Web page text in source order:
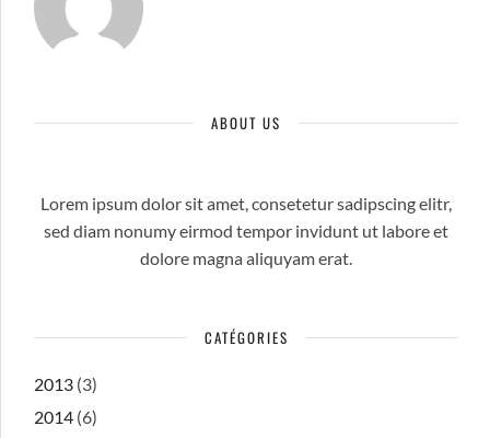
ABOUT US
Lorem ipsum dolor sit amet, consetetur sadipscing elitr,
sed diam nonumy eirmod tempor invidunt ut labore et
dolore magna aliquyam erat.
CATÉGORIES
2013 (3)
2014 (6)